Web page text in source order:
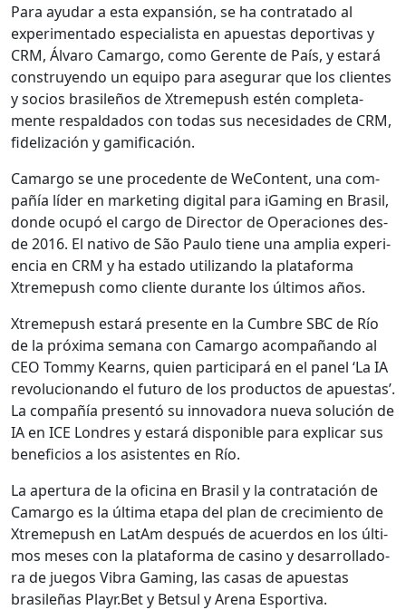
Para ayu­dar a esta expan­sión, se ha con­trata­do al
exper­i­men­ta­do espe­cial­ista en apues­tas deporti­vas y
CRM, Álvaro Camar­go, como Ger­ente de País, y estará
con­struyen­do un equipo para ase­gu­rar que los clientes
y socios brasileños de Xtreme­push estén com­ple­ta­
mente respal­da­dos con todas sus necesi­dades de CRM,
fidelización y gam­i­fi­cación.
Camar­go se une proce­dente de WeCon­tent, una com­
pañía líder en mar­ket­ing dig­i­tal para iGam­ing en Brasil,
donde ocupó el car­go de Direc­tor de Opera­ciones des­
de 2016. El nati­vo de São Paulo tiene una amplia expe­ri­
en­cia en CRM y ha esta­do uti­lizan­do la platafor­ma
Xtreme­push como cliente durante los últi­mos años.
Xtreme­push estará pre­sente en la Cum­bre SBC de Río
de la próx­i­ma sem­ana con Camar­go acom­pañan­do al
CEO Tom­my Kearns, quien par­tic­i­pará en el pan­el ‘La IA
rev­olu­cio­nan­do el futuro de los pro­duc­tos de apues­tas’.
La com­pañía pre­sen­tó su inno­vado­ra nue­va solu­ción de
IA en ICE Lon­dres y estará disponible para explicar sus
ben­efi­cios a los asis­tentes en Río.
La aper­tu­ra de la ofic­i­na en Brasil y la con­trat­ación de
Camar­go es la últi­ma eta­pa del plan de crec­imien­to de
Xtreme­push en LatAm después de acuer­dos en los últi­
mos meses con la platafor­ma de casi­no y desar­rol­lado­
ra de jue­gos Vibra Gam­ing, las casas de apues­tas
brasileñas Playr.Bet y Bet­sul y Are­na Esporti­va.